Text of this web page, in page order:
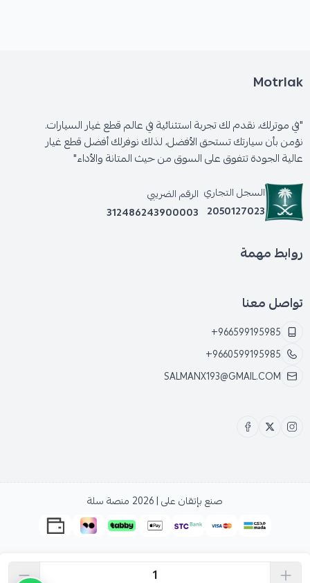
Motrlak
"في موترلك، نقدم لك تجربة استثنائية في عالم قطع غيار السيارات.
نؤمن بأن سيارتك تستحق الأفضل، لذلك نوفرلك أفضل قطع غيار
عالية الجودة تتفوق على السوق من حيث المتانة والأداء"
السجل التجاري
2050127023
الرقم الضريبي
312486243900003
روابط مهمة
تواصل معنا
+966599195985
+9660599195985
SALMANX193@GMAIL.COM
صنع بإتقان على | 2026 منصة سلة